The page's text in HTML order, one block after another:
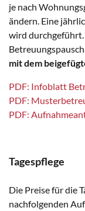
je nach
ändern. Eine
wird
mit dem
PDF: Infoblatt
PDF:
PDF:
Tagespflege
Die Preise für die
nachfolgenden